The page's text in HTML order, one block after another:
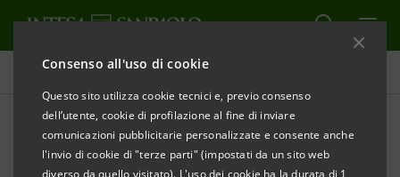
Consenso all'uso di cookie
Questo sito utilizza cookie tecnici e, previo consenso
dell’utente, cookie di profilazione al fine di inviare
comunicazioni pubblicitarie personalizzate e consente anche
l'invio di cookie di "terze parti" (impostati da un sito web
diverso da quello visitato). L'uso dei cookie ha la durata di 1
Comunicati stampa
STAMPA AGGIORNA
INTESA SANPAOLO: NUOVA COMPOSIZIONE DEL
CONSIGLIO DI AMMINISTRAZIONE DI ISYBANK